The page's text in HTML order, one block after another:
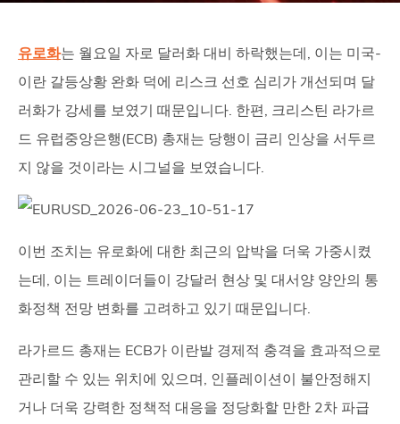
유로화는 월요일 자로 달러화 대비 하락했는데, 이는 미국-
이란 갈등상황 완화 덕에 리스크 선호 심리가 개선되며 달
러화가 강세를 보였기 때문입니다. 한편, 크리스틴 라가르
드 유럽중앙은행(ECB) 총재는 당행이 금리 인상을 서두르
지 않을 것이라는 시그널을 보였습니다.
이번 조치는 유로화에 대한 최근의 압박을 더욱 가중시켰
는데, 이는 트레이더들이 강달러 현상 및 대서양 양안의 통
화정책 전망 변화를 고려하고 있기 때문입니다.
라가르드 총재는 ECB가 이란발 경제적 충격을 효과적으로
관리할 수 있는 위치에 있으며, 인플레이션이 불안정해지
거나 더욱 강력한 정책적 대응을 정당화할 만한 2차 파급